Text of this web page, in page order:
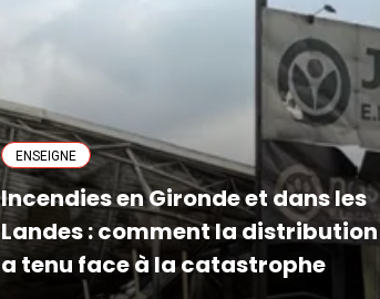
ENSEIGNE
Incendies en Gironde et dans les
Landes : comment la distribution
a tenu face à la catastrophe